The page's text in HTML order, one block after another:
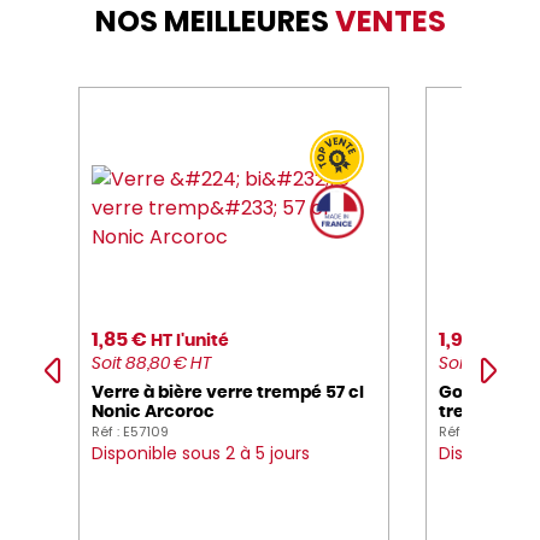
NOS MEILLEURESVENTES
1,85 € HT l'unité
Soit 88,80 € HT
Verre à bière verre trempé 57 cl
Nonic Arcoroc
Réf : E57109
Disponible sous 2 à 5 jours
1,95 €
Soit 23,40 €
Gobelet
trempé 35
Réf : E40129
Disponible